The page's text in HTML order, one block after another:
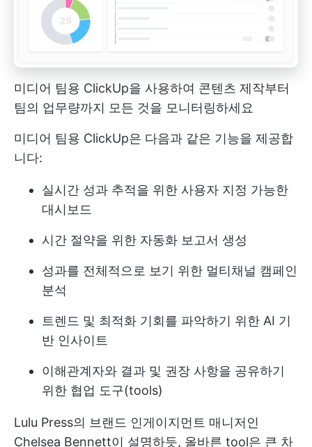
미디어 팀용 ClickUp을 사용하여 콘텐츠 제작부터
팀의 업무량까지 모든 것을 모니터링하세요
미디어 팀용 ClickUp은 다음과 같은 기능을 제공합
니다:
실시간 성과 추적을 위한 사용자 지정 가능한
대시보드
시간 절약을 위한 자동화 보고서 생성
성과를 전체적으로 보기 위한 멀티채널 캠페인
분석
트렌드 및 최적화 기회를 파악하기 위한 AI 기
반 인사이트
이해관계자와 결과 및 권장 사항을 공유하기
위한 협업 도구(tools)
Lulu Press의 브랜드 인게이지먼트 매니저인
Chelsea Bennett이 설명하듯, 올바른 tool은 큰 차